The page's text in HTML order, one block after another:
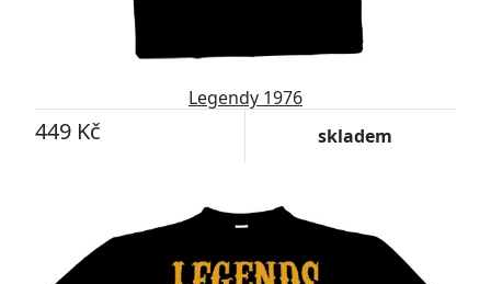
Legendy 1976
449 Kč skladem